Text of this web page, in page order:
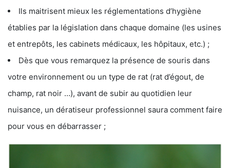
Ils maitrisent mieux les réglementations d’hygiène
établies par la législation dans chaque domaine (les usines
et entrepôts, les cabinets médicaux, les hôpitaux, etc.) ;
Dès que vous remarquez la présence de souris dans
votre environnement ou un type de rat (rat d’égout, de
champ, rat noir …), avant de subir au quotidien leur
nuisance, un dératiseur professionnel saura comment faire
pour vous en débarrasser ;